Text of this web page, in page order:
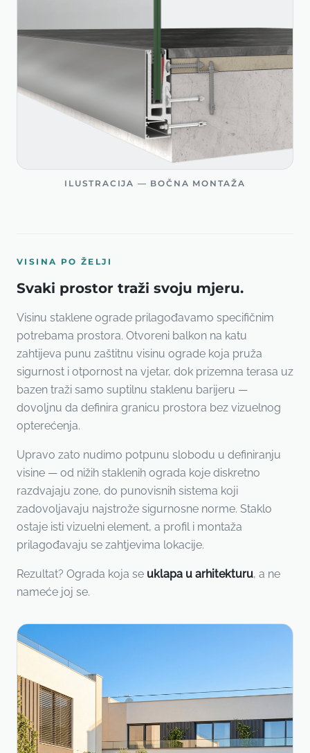
ILUSTRACIJA — BOČNA MONTAŽA
VISINA PO ŽELJI
Svaki prostor traži svoju mjeru.
Visinu staklene ograde prilagođavamo specifičnim
potrebama prostora. Otvoreni balkon na katu
zahtijeva punu zaštitnu visinu ograde koja pruža
sigurnost i otpornost na vjetar, dok prizemna terasa uz
bazen traži samo suptilnu staklenu barijeru —
dovoljnu da definira granicu prostora bez vizuelnog
opterećenja.
Upravo zato nudimo potpunu slobodu u definiranju
visine — od nižih staklenih ograda koje diskretno
razdvajaju zone, do punovisnih sistema koji
zadovoljavaju najstrože sigurnosne norme. Staklo
ostaje isti vizuelni element, a profil i montaža
prilagođavaju se zahtjevima lokacije.
Rezultat? Ograda koja se uklapa u arhitekturu, a ne
nameće joj se.